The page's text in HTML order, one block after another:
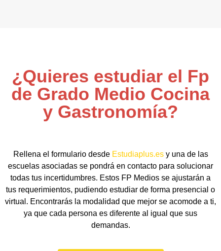
¿Quieres estudiar el Fp
de Grado Medio Cocina
y Gastronomía?
Rellena el formulario desde Estudiaplus.esy una de las
escuelas asociadas se pondrá en contacto para solucionar
todas tus incertidumbres. Estos FP Medios se ajustarán a
tus requerimientos, pudiendo estudiar de forma presencial o
virtual. Encontrarás la modalidad que mejor se acomode a ti,
ya que cada persona es diferente al igual que sus
demandas.